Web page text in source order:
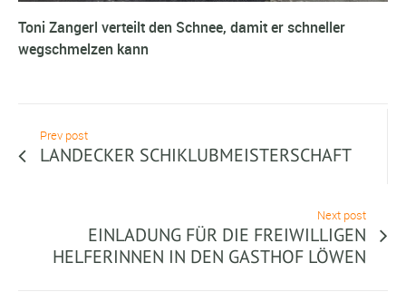
Toni Zangerl verteilt den Schnee, damit er schneller
wegschmelzen kann
Prev post
LANDECKER SCHIKLUBMEISTERSCHAFT
Next post
EINLADUNG FÜR DIE FREIWILLIGEN
HELFERINNEN IN DEN GASTHOF LÖWEN